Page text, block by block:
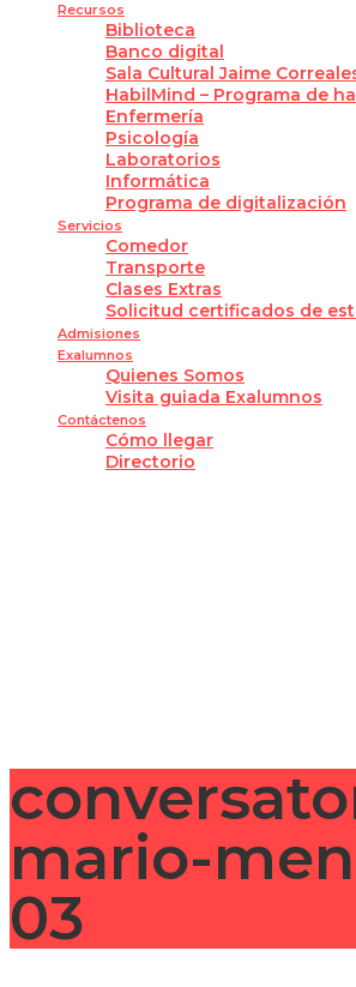
Recursos
Biblioteca
Banco digital
Sala Cultural Jaime
HabilMind – Programa de
Enfermería
Psicología
Laboratorios
Informática
Programa de digitalización
Servicios
Comedor
Transporte
Clases Extras
Solicitud certificados de
Admisiones
Exalumnos
Quienes Somos
Visita guiada Exalumnos
Contáctenos
Cómo llegar
Directorio
mario-
03